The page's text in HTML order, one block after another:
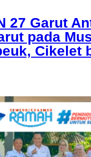
27 Garut
pada
Cikelet